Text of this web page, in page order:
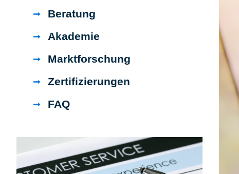
Beratung
Akademie
Marktforschung
Zertifizierungen
FAQ